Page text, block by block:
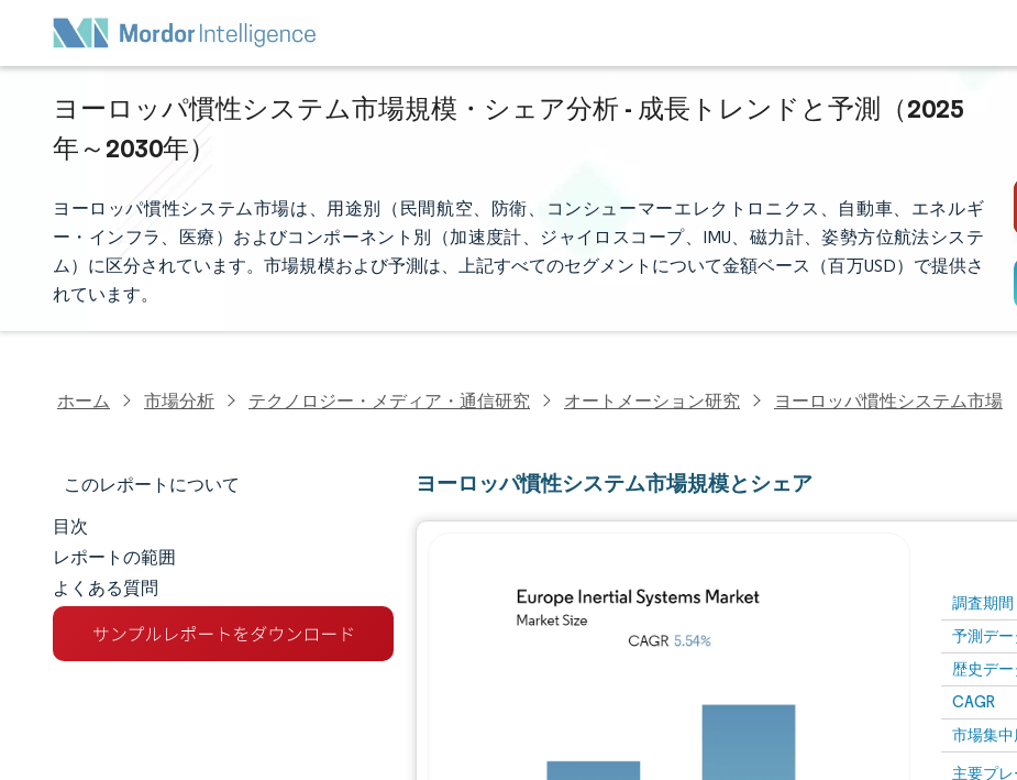
ヨーロッパ慣性システム市場規模・シェア分析 - 成長トレンドと予測（2025
年～2030年）
ヨーロッパ慣性システム市場は、用途別（民間航空、防衛、コンシューマーエレクトロニクス、自動車、エネルギ
ー・インフラ、医療）およびコンポーネント別（加速度計、ジャイロスコープ、IMU、磁力計、姿勢方位航法システ
ム）に区分されています。市場規模および予測は、上記すべてのセグメントについて金額ベース（百万USD）で提供さ
れています。
ホーム 市場分析 テクノロジー・メディア・通信研究 オートメーション研究 ヨーロッパ慣性システム市場
このレポートについて
マーケットスナップショット
市場概要
主な市場動向
目次
レポートの範囲
よくある質問
ヨーロッパ慣性システム市場規模とシェア
調査期間
予測デ
歴史デ
CAGR
市場集中
主要プ